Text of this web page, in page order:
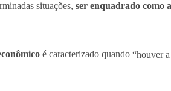
situações, ser enquadrado como
é caracterizado quando “houver